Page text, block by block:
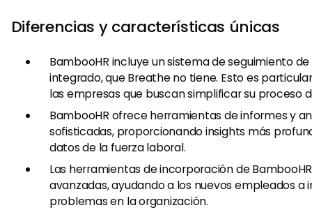
Diferencias y características únicas
BambooHR incluye un sistema de seguimiento
integrado, que Breathe no tiene. Esto es
las empresas que buscan simplificar su proceso
BambooHR ofrece herramientas de informes y
sofisticadas, proporcionando insights más
datos de la fuerza laboral.
Las herramientas de incorporación de
avanzadas, ayudando a los nuevos empleados a
problemas en la organización.